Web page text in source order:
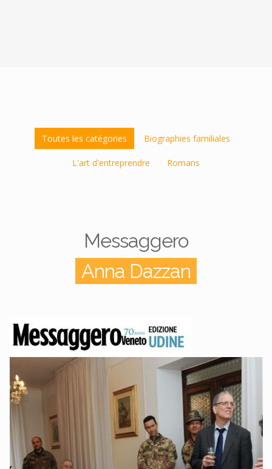
Toutes les catégories Biographies familiales
L'art d'entreprendre Romans
Messaggero
Anna Dazzan